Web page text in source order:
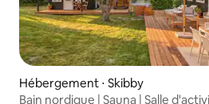
Hébergement ⋅ Skibby
Bain nordique | Sauna | Salle